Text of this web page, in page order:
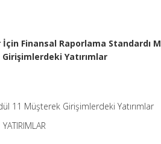
Finansal Raporlama Standardı
Girişimlerdeki Yatırımlar
11 Müşterek Girişimlerdeki Yatırımlar